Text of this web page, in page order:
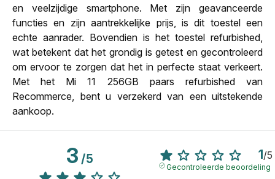
en veelzijdige smartphone. Met zijn geavanceerde
functies en zijn aantrekkelijke prijs, is dit toestel een
echte aanrader. Bovendien is het toestel refurbished,
wat betekent dat het grondig is getest en gecontroleerd
om ervoor te zorgen dat het in perfecte staat verkeert.
Met het Mi 11 256GB paars refurbished van
Recommerce, bent u verzekerd van een uitstekende
aankoop.
3/5 1/5
Gecontroleerde beoordeling